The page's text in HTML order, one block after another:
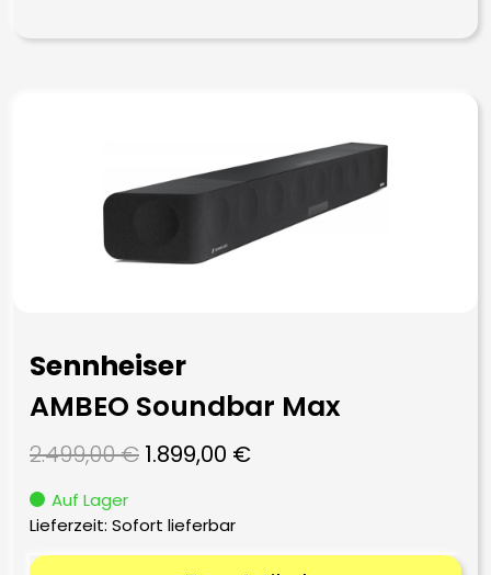
Sennheiser
AMBEO Soundbar Max
2.499,00€ Ursprünglicher
war:
2.499,00 €
1.899,00 €Aktueller
1.899,00 €.
Auf Lager
Lieferzeit: Sofort lieferbar